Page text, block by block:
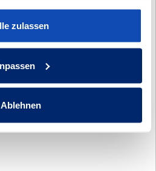
zulassen
Ablehnen